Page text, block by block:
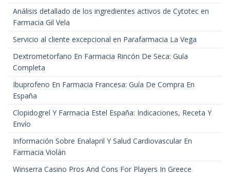
Análisis detallado de los ingredientes activos de Cytotec en
Farmacia Gil Vela
Servicio al cliente excepcional en Parafarmacia La Vega
Dextrometorfano En Farmacia Rincón De Seca: Guía
Completa
Ibuprofeno En Farmacia Francesa: Guía De Compra En
España
Clopidogrel Y Farmacia Estel España: Indicaciones, Receta Y
Envío
Información Sobre Enalapril Y Salud Cardiovascular En
Farmacia Violán
Winserra Casino Pros And Cons For Players In Greece